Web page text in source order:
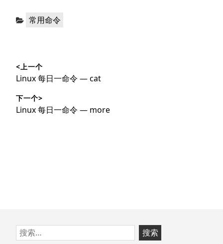
分 常用命令
章
导
航
<上一个
上
文
章：
Linux 每日一命令 — cat
下一个>
下
Linux 每日一命令 — more
跳
搜